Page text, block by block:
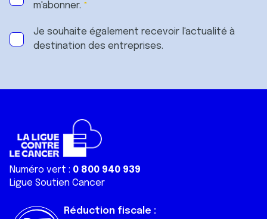
m'abonner.
Je souhaite également recevoir l'actualité à
destination des entreprises.
Numéro vert : 0 800 940 939
Ligue Soutien Cancer
Réduction fiscale :